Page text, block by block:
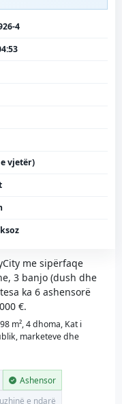
me sipërfaqe
3 banjo (dush dhe
ka 6 ashensorë
€.
m², 4 dhoma, Kat i
marketeve dhe
Ashensor
e ndarë
4
vjetër)